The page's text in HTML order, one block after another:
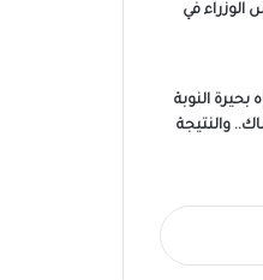
في
النوبة
والنتيجة